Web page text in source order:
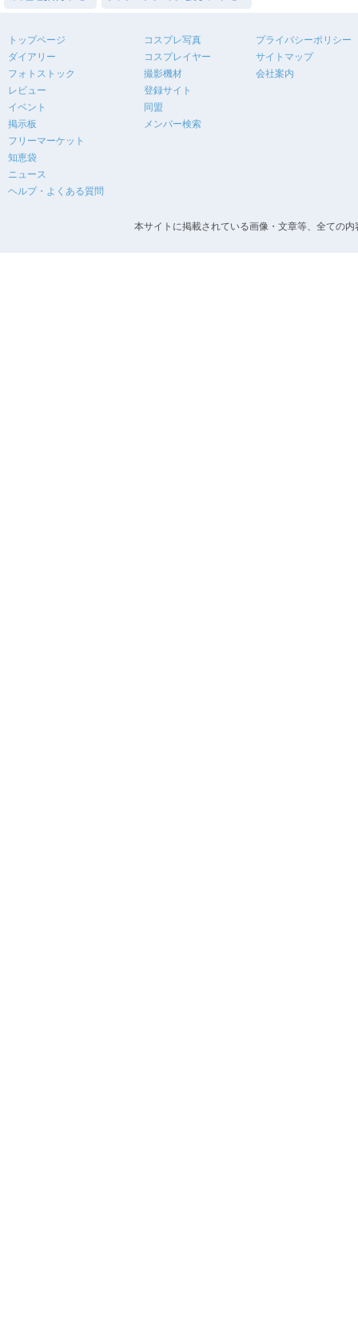
トップページ
ダイアリー
フォトストック
レビュー
イベント
掲示板
フリーマーケット
知恵袋
ニュース
ヘルプ・よくある質問
コスプレ写真
コスプレイヤー
撮影機材
登録サイト
同盟
メンバー検索
プライバシーポリシー
サイトマップ
会社案内
本サイトに掲載されている画像・文章等、全ての